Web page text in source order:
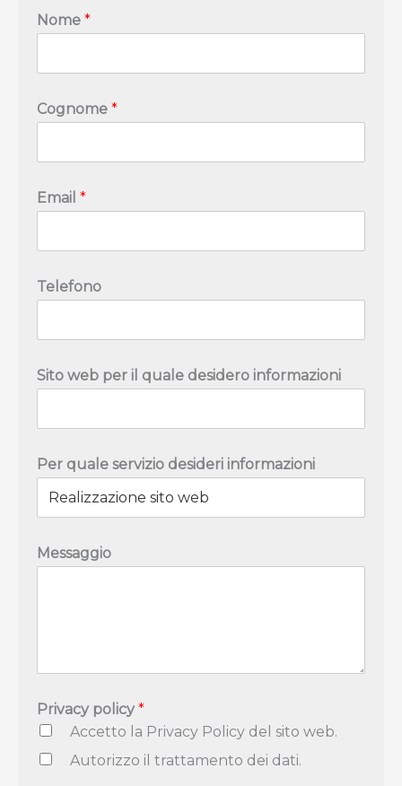
Nome *
Cognome *
Email *
Telefono
Sito web per il quale desidero informazioni
Per quale servizio desideri informazioni
S
i
e
n
f
o
r
Messaggio
Privacy policy*
Accetto la Privacy Policy del sito web.
Autorizzo il trattamento dei dati.